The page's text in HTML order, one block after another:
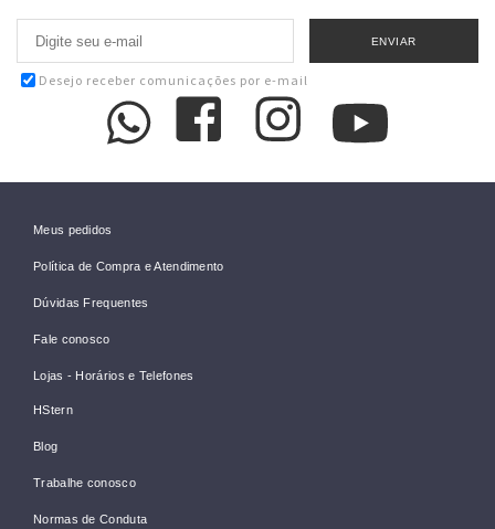
Desejo receber comunicações por e-mail
Meus pedidos
Política de Compra e Atendimento
Dúvidas Frequentes
Fale conosco
Lojas - Horários e Telefones
HStern
Blog
Trabalhe conosco
Normas de Conduta